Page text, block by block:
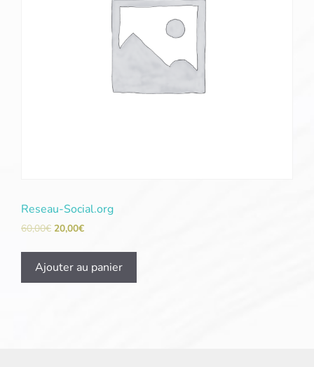
Reseau-Social.org
60,00€ 20,00€
Ajouter au panier